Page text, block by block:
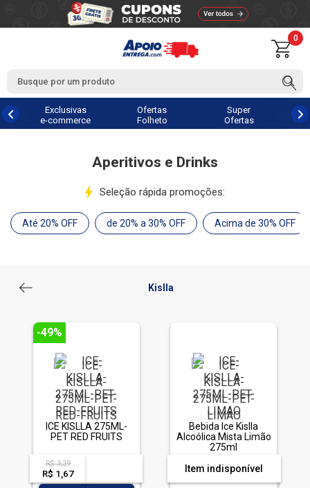
0
Exclusivas
e-commerce
Ofertas
Folheto
Super
Ofertas
Aperitivos e Drinks
Seleção rápida promoções:
Até 20% OFF de 20% a 30% OFF Acima de 30% OFF
Kislla
-49%
ICE KISLLA 275ML-
PET RED FRUITS
R$ 3,29
R$ 1,67
Bebida Ice Kislla
Alcoólica Mista Limão
275ml
Item indisponível